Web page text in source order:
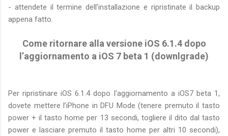
- attendete il termine dell’installazione e ripristinate il backup
appena fatto.
Come ritornare alla versione iOS 6.1.4 dopo
l’aggiornamento a iOS 7 beta 1 (downlgrade)
Per ripristinare iOS 6.1.4 dopo l'aggiornamento a iOS7 beta 1,
dovete mettere l’iPhone in DFU Mode (tenere premuto il tasto
power + il tasto home per 13 secondi, togliere il dito dal tasto
power e lasciare premuto il tasto home per altri 10 secondi),